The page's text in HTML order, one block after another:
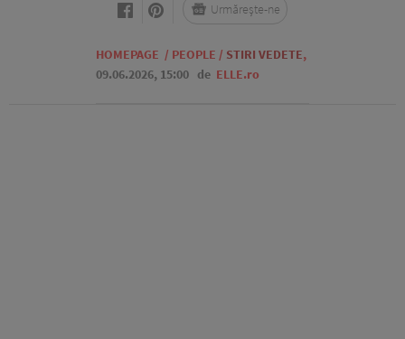
HOMEPAGE / PEOPLE / STIRI VEDETE,
09.06.2026, 15:00 de ELLE.ro
Urmărește-ne